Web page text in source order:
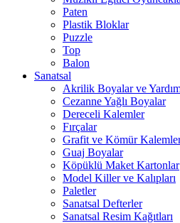
Paten
Plastik Bloklar
Puzzle
Top
Balon
Sanatsal
Akrilik Boyalar ve
Cezanne Yağlı Boyalar
Dereceli Kalemler
Fırçalar
Grafit ve Kömür
Guaj Boyalar
Köpüklü Maket Kartonlar
Model Killer ve Kalıpları
Paletler
Sanatsal Defterler
Sanatsal Resim Kağıtları